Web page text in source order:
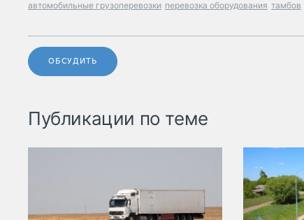
автомобильные грузоперевозки перевозка оборудования тамбов
ОБСУДИТЬ
Публикации по теме